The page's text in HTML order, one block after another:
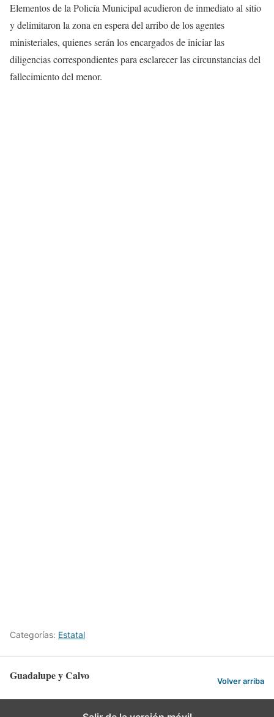
Elementos de la Policía Municipal acudieron de inmediato al sitio
y delimitaron la zona en espera del arribo de los agentes
ministeriales, quienes serán los encargados de iniciar las
diligencias correspondientes para esclarecer las circunstancias del
fallecimiento del menor.
Categorías: Estatal
Guadalupe y Calvo Volver arriba